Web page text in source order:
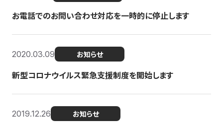
お電話でのお問い合わせ対応を一時的に停止します
2020.03.09 お知らせ
新型コロナウイルス緊急支援制度を開始します
2019.12.26 お知らせ